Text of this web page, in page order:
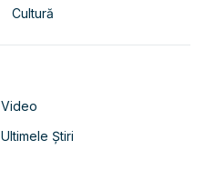
Cultură
Video
Ultimele Știri